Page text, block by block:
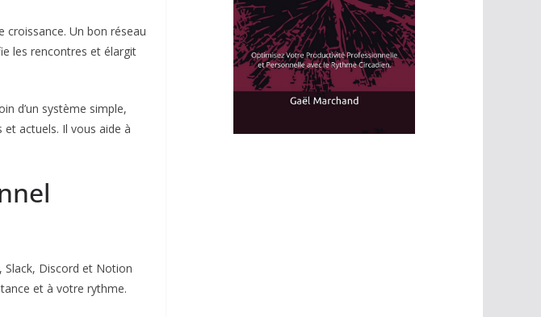
croissance. Un bon réseau
les rencontres et élargit
d’un système simple,
et actuels. Il vous aide à
Slack, Discord et Notion
et à votre rythme.